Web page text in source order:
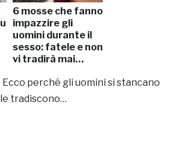
6 mosse che fanno
impazzire gli
uomini durante il
sesso: fatele e non
vi tradirà mai…
Ecco perché gli uomini si stancano
tradiscono…